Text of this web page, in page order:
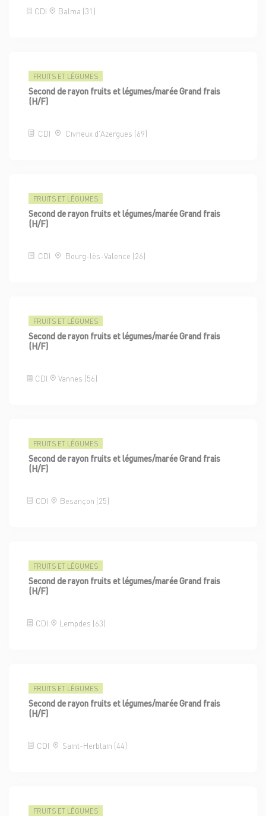
CDI Balma (31)
FRUITS ET LÉGUMES
Second de rayon fruits et légumes/marée Grand frais
(H/F)
CDI Civrieux d'Azergues (69)
FRUITS ET LÉGUMES
Second de rayon fruits et légumes/marée Grand frais
(H/F)
CDI Bourg-lès-Valence (26)
FRUITS ET LÉGUMES
Second de rayon fruits et légumes/marée Grand frais
(H/F)
CDI Vannes (56)
FRUITS ET LÉGUMES
Second de rayon fruits et légumes/marée Grand frais
(H/F)
CDI Besançon (25)
FRUITS ET LÉGUMES
Second de rayon fruits et légumes/marée Grand frais
(H/F)
CDI Lempdes (63)
FRUITS ET LÉGUMES
Second de rayon fruits et légumes/marée Grand frais
(H/F)
CDI Saint-Herblain (44)
FRUITS ET LÉGUMES